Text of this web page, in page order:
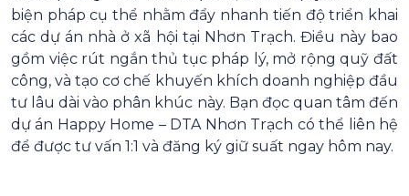
biện pháp cụ thể nhằm đẩy nhanh tiến độ triển khai
các dự án nhà ở xã hội tại Nhơn Trạch. Điều này bao
gồm việc rút ngắn thủ tục pháp lý, mở rộng quỹ đất
công, và tạo cơ chế khuyến khích doanh nghiệp đầu
tư lâu dài vào phân khúc này. Bạn đọc quan tâm đến
dự án Happy Home – DTA Nhơn Trạch có thể liên hệ
để được tư vấn 1:1 và đăng ký giữ suất ngay hôm nay.